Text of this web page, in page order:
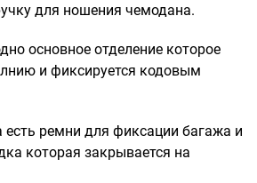
Планшеты
Мешки для обуви
Пеналы для школы
для ношения чемодана.
основное отделение которое
и фиксируется кодовым
ремни для фиксации багажа и
которая закрывается на